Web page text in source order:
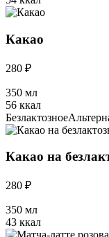
Какао
280 ₽
350 мл
56 ккал
Безлактозное
Какао на
280 ₽
350 мл
43 ккал